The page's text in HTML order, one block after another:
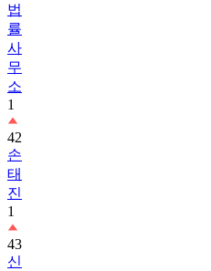
법
률
사
무
소
1
42
손
태
진
1
43
신